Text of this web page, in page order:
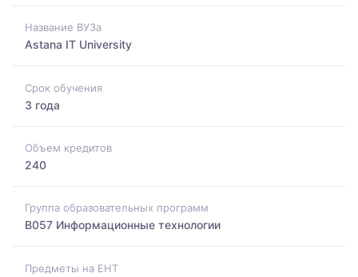
Название ВУЗа
Astana IT University
Срок обучения
3 года
Объем кредитов
240
Группа образовательных программ
B057 Информационные технологии
Предметы на ЕНТ